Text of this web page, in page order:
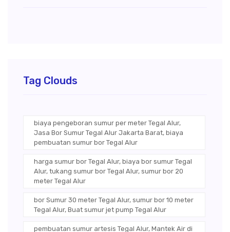
Tag Clouds
biaya pengeboran sumur per meter Tegal Alur,
Jasa Bor Sumur Tegal Alur Jakarta Barat, biaya
pembuatan sumur bor Tegal Alur
harga sumur bor Tegal Alur, biaya bor sumur Tegal
Alur, tukang sumur bor Tegal Alur, sumur bor 20
meter Tegal Alur
bor Sumur 30 meter Tegal Alur, sumur bor 10 meter
Tegal Alur, Buat sumur jet pump Tegal Alur
pembuatan sumur artesis Tegal Alur, Mantek Air di